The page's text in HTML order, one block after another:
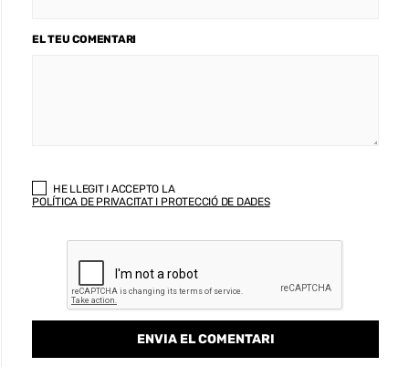
EL TEU COMENTARI
HE LLEGIT I ACCEPTO LA
POLÍTICA DE PRIVACITAT I PROTECCIÓ DE DADES